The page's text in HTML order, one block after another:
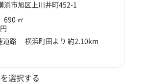
浜市旭区上川井町452-1
690 ㎡
道路 横浜町田より 約2.10km
選択する